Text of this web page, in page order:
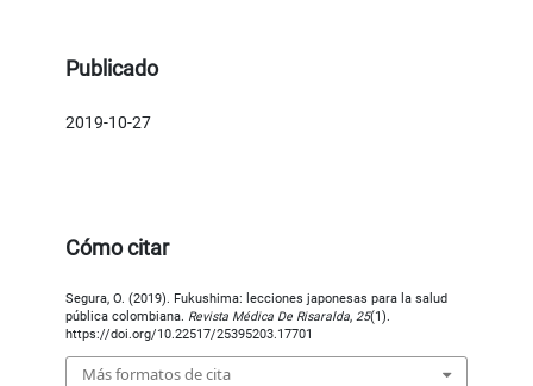
Publicado
2019-10-27
Cómo citar
Segura, O. (2019). Fukushima: lecciones japonesas para la salud
pública colombiana. Revista Médica De Risaralda,25(1).
https://doi.org/10.22517/25395203.17701
Más formatos de cita